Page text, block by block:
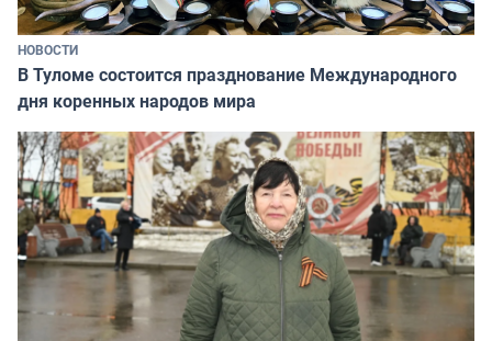
НОВОСТИ
В Туломе состоится празднование Международного
дня коренных народов мира